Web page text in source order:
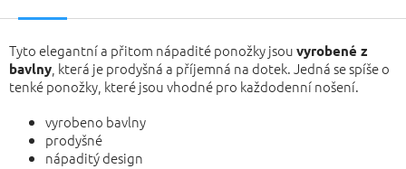
Tyto elegantní a přitom nápadité ponožky jsou vyrobené z
bavlny , která je prodyšná a příjemná na dotek. Jedná se spíše o
tenké ponožky, které jsou vhodné pro každodenní nošení.
vyrobeno bavlny
prodyšné
nápaditý design